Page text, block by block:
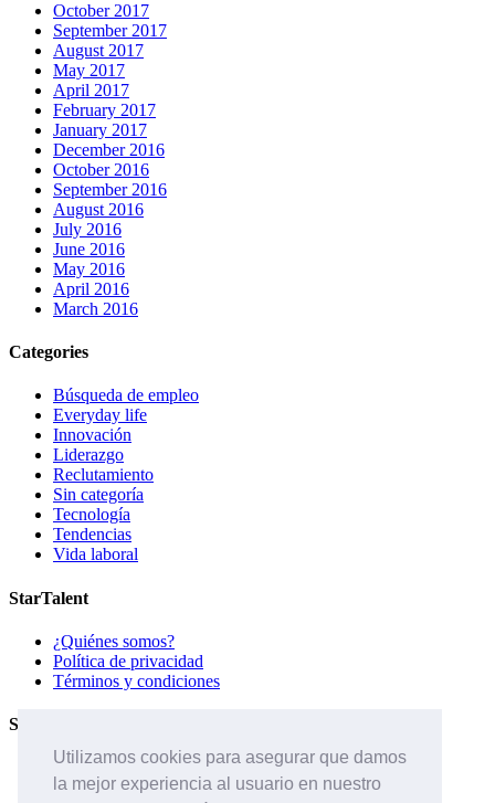
Utilizamos cookies para asegurar que damos
la mejor experiencia al usuario en nuestro
October 2017
September 2017
August 2017
May 2017
April 2017
February 2017
January 2017
December 2016
October 2016
September 2016
August 2016
July 2016
June 2016
May 2016
April 2016
March 2016
Categories
Búsqueda de empleo
Everyday life
Innovación
Liderazgo
Reclutamiento
Sin categoría
Tecnología
Tendencias
Vida laboral
StarTalent
¿Quiénes somos?
Política de privacidad
Términos y condiciones
Servicios
Páginas de carreras
Sistema ATS